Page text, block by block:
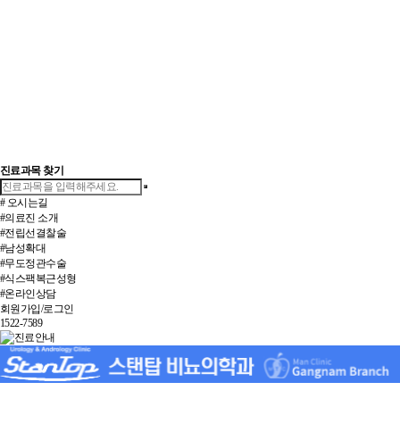
진료과목 찾기
# 오시는길
#의료진 소개
#전립선결찰술
#남성확대
#무도정관수술
#식스팩복근성형
#온라인상담
회원가입/로그인
1522-7589